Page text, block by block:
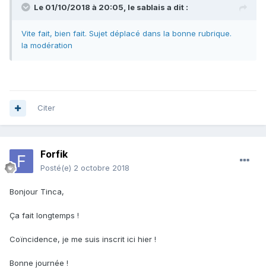
Le 01/10/2018 à 20:05, le sablais a dit :
Vite fait, bien fait. Sujet déplacé dans la bonne rubrique.
la modération
Citer
Forfik
Posté(e) 2 octobre 2018
Bonjour Tinca,
Ça fait longtemps !
Coïncidence, je me suis inscrit ici hier !
Bonne journée !